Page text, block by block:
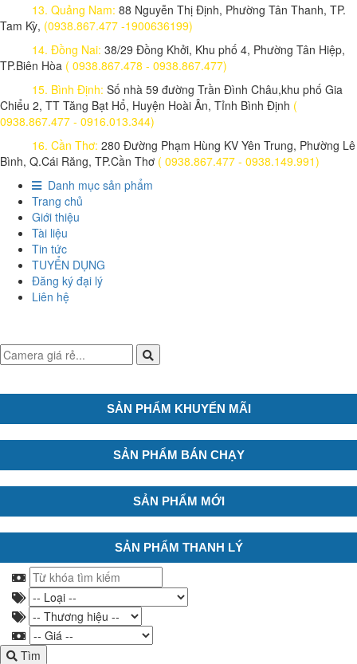
13. Quảng Nam: 88 Nguyễn Thị Định, Phường Tân Thanh, TP.
Tam Kỳ, (0938.867.477 -1900636199)
14. Đồng Nai: 38/29 Đồng Khởi, Khu phố 4, Phường Tân Hiệp,
TP.Biên Hòa ( 0938.867.478 - 0938.867.477)
15. Bình Định: Số nhà 59 đường Trần Đình Châu,khu phố Gia
Chiểu 2, TT Tăng Bạt Hổ, Huyện Hoài Ân, Tỉnh Bình Định (
0938.867.477 - 0916.013.344)
16. Cần Thơ: 280 Đường Phạm Hùng KV Yên Trung, Phường Lê
Bình, Q.Cái Răng, TP.Cần Thơ ( 0938.867.477 - 0938.149.991)
Danh mục sản phẩm
Trang chủ
Giới thiệu
Tài liệu
Tin tức
TUYỂN DỤNG
Đăng ký đại lý
Liên hệ
SẢN PHẨM KHUYẾN MÃI
SẢN PHẨM BÁN CHẠY
SẢN PHẨM MỚI
SẢN PHẨM THANH LÝ
Tìm